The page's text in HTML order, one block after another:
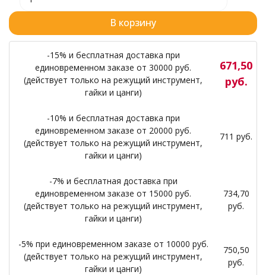
В корзину
-15% и бесплатная доставка при
единовременном заказе от 30000 руб.
(действует только на режущий инструмент,
гайки и цанги)
671,50
руб.
-10% и бесплатная доставка при
единовременном заказе от 20000 руб.
(действует только на режущий инструмент,
гайки и цанги)
711 руб.
-7% и бесплатная доставка при
единовременном заказе от 15000 руб.
(действует только на режущий инструмент,
гайки и цанги)
734,70
руб.
-5% при единовременном заказе от 10000 руб.
(действует только на режущий инструмент,
гайки и цанги)
750,50
руб.